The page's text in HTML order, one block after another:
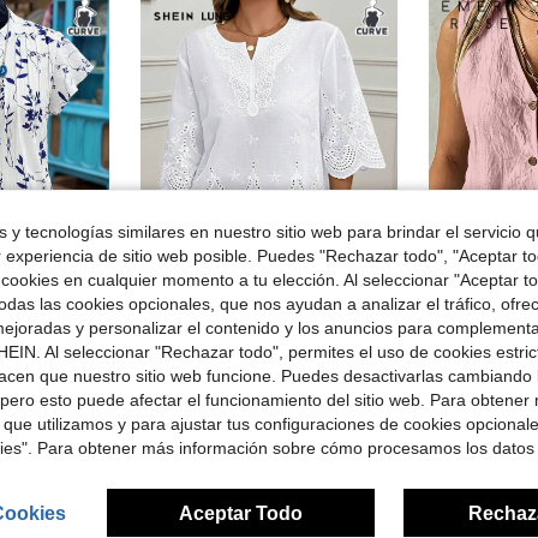
corta con estampado de plantas para mujer de talla grande
en Largo Blusas De Talla Grande
Ahorro de $1.30
-11% SHEIN LUNE Blusa de verano de talla grande, de unicolor, hueca, bordada, casual, para vacaciones, temporada de bodas, nuevo diseño de playa para mujer
#2 Más vendidos
en Más Blusas de algodón de talla única
(500+)
#2 Más vendidos
en Más Blusas de algodón de talla única
(500+)
#2 Más vendidos
en Más Blusas de algodón de talla única
(500+)
en Más Blusas de algodón de talla única
(500+)
$10.49 2.5k+ vendidos
-17% EMERY ROSE Camisa
$9.58 100+
con cupón
y tecnologías similares en nuestro sitio web para brindar el servicio
de sitio web posible. Puedes "Rechazar todo", "Aceptar
en cualquier momento a tu elección. Al seleccionar "Aceptar
las cookies opcionales, que nos ayudan a analizar el tráfico,
y personalizar el contenido y los anuncios para
Al seleccionar "Rechazar todo", permites el uso de cookies
que nuestro sitio web funcione. Puedes desactivarlas cambiando
esto puede afectar el funcionamiento del sitio web. Para obtener
utilizamos y para ajustar tus configuraciones de cookies
Para obtener más información sobre cómo procesamos los datos
Aceptar Todo